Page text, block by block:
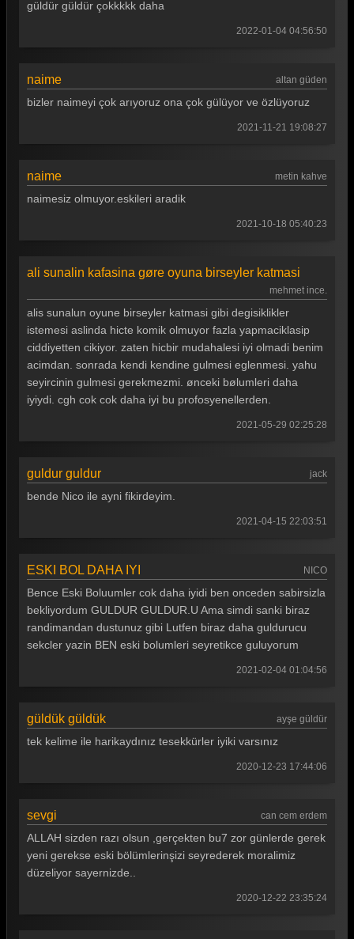
Güldür güldür 311. Bölüm
Güldür güldür 310. Bölüm
Güldür güldür 307. Bölüm
Güldür güldür 304. Bölüm
Güldür güldür 303. Bölüm
Güldür güldür 302. Bölüm
Güldür güldür 301. Bölüm
Güldür güldür 300. Bölüm
Güldür güldür 297. Bölüm
Güldür güldür 294. Bölüm
Güldür güldür 293. Bölüm
Güldür güldür 292. Bölüm
Güldür güldür 291. Bölüm
Güldür güldür 288. Bölüm
Güldür güldür 285. Bölüm
Güldür güldür 284. Bölüm
Güldür güldür 283. Bölüm
güldür güldür çokkkkk daha
2022-01-04 04:56:50
naime altan güden
bizler naimeyi çok arıyoruz ona çok gülüyor ve özlüyoruz
2021-11-21 19:08:27
naime metin kahve
naimesiz olmuyor.eskileri aradik
2021-10-18 05:40:23
ali sunalin kafasina gøre oyuna birseyler katmasi
mehmet ince.
alis sunalun oyune birseyler katmasi gibi degisiklikler
istemesi aslinda hicte komik olmuyor fazla yapmaciklasip
ciddiyetten cikiyor. zaten hicbir mudahalesi iyi olmadi benim
acimdan. sonrada kendi kendine gulmesi eglenmesi. yahu
seyircinin gulmesi gerekmezmi. ønceki bølumleri daha
iyiydi. cgh cok cok daha iyi bu profosyenellerden.
2021-05-29 02:25:28
guldur guldur jack
bende Nico ile ayni fikirdeyim.
2021-04-15 22:03:51
ESKI BOL DAHA IYI NICO
Bence Eski Boluumler cok daha iyidi ben onceden sabirsizla
bekliyordum GULDUR GULDUR.U Ama simdi sanki biraz
randimandan dustunuz gibi Lutfen biraz daha guldurucu
sekcler yazin BEN eski bolumleri seyretikce guluyorum
2021-02-04 01:04:56
güldük güldük ayşe güldür
tek kelime ile harikaydınız tesekkürler iyiki varsınız
2020-12-23 17:44:06
sevgi can cem erdem
ALLAH sizden razı olsun ,gerçekten bu7 zor günlerde gerek
yeni gerekse eski bölümlerinşizi seyrederek moralimiz
düzeliyor sayernizde..
2020-12-22 23:35:24